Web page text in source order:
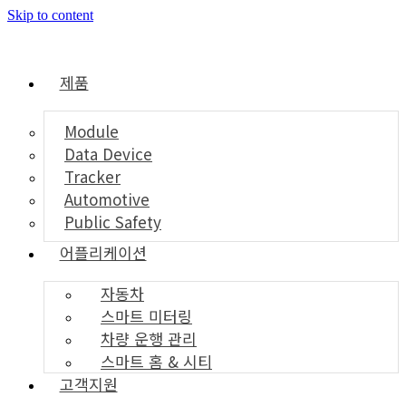
Skip to content
제품
Module
Data Device
Tracker
Automotive
Public Safety
어플리케이션
자동차
스마트 미터링
차량 운행 관리
스마트 홈 & 시티
고객지원